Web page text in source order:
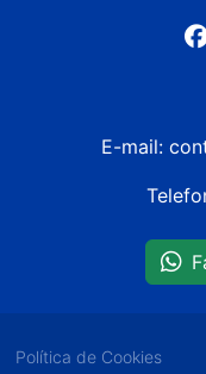
E-mail:
Política de Cookies